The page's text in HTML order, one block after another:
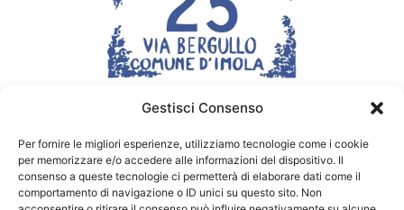
Gestisci Consenso
Per fornire le migliori esperienze, utilizziamo tecnologie come i cookie
per memorizzare e/o accedere alle informazioni del dispositivo. Il
consenso a queste tecnologie ci permetterà di elaborare dati come il
comportamento di navigazione o ID unici su questo sito. Non
Via Bergullo 25 40026 Imola
Tel. +39 0542 26550
Cell. +39 353 455 3719
info@tenutafranzona.com